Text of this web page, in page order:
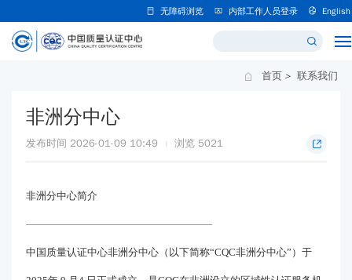
无障碍浏览 内部工作人员登录 English
首页 > 联系我们
非洲分中心
发布时间 2026-01-09 10:49 浏览 5021
非洲分中心简介
中国质量认证中心非洲分中心（以下简称“CQC非洲分中心”）于